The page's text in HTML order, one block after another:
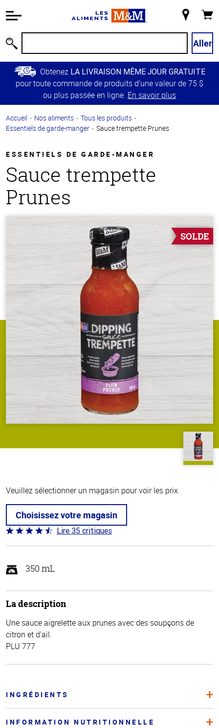
relative à
Passer
contenu
principal
Retour à
principale
magasin
Aller
Obtenez LA LIVRAISON MÊME JOUR GRATUITE
pour toute commande de produits d’une valeur de 75 $
ou plus passée en ligne. En savoir plus
Accueil Nos aliments
Tous les produits
Essentiels de garde-manger
Sauce trempette Prunes
ESSENTIELS DE GARDE-MANGER
Sauce trempette
Prunes
SOLDE
Veuillez sélectionner un magasin pour voir les prix.
Choisissez votre magasin
Coté
4.7 sur
Lire 35 critiques
350 mL
La description
Une sauce aigrelette aux prunes avec des soupçons de
citron et d'ail.
PLU 777
INGRÉDIENTS
INFORMATION NUTRITIONNELLE